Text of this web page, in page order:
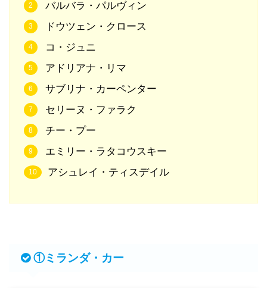
バルバラ・パルヴィン
ドウツェン・クロース
コ・ジュニ
アドリアナ・リマ
サブリナ・カーペンター
セリーヌ・ファラク
チー・プー
エミリー・ラタコウスキー
アシュレイ・ティスデイル
①ミランダ・カー